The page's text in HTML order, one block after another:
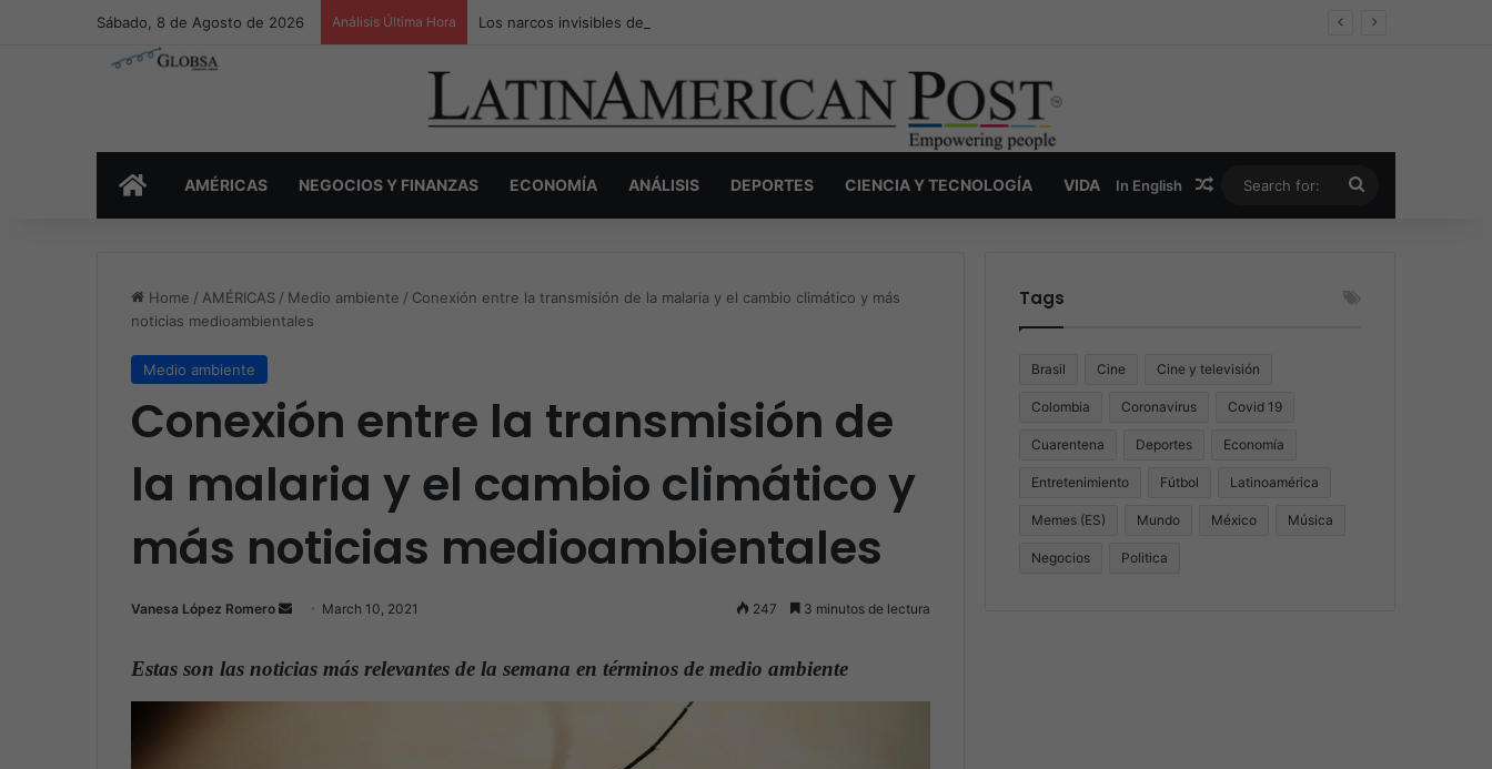
Sábado, 8 de Agosto de 2026 Análisis Última Hora Los narcos invisibles de Colombia: la guerra secreta por la verdad, el poder y la nueva economía de la droga
INICIOAMÉRICAS NEGOCIOS Y FINANZAS ECONOMÍA ANÁLISIS DEPORTES CIENCIA Y TECNOLOGÍA VIDA In English Random Article
for:
Home / AMÉRICAS / Medio ambiente / Conexión entre la transmisión de la malaria y el cambio climático y más
noticias medioambientales
Medio ambiente
Conexión entre la transmisión de
la malaria y el cambio climático y
más noticias medioambientales
Vanesa López Romero
n
March 10, 2021 247 3 minutos de lectura
Estas son las noticias más relevantes de la semana en términos de medio ambiente
Tags
Brasil Cine Cine y televisión
Colombia Coronavirus Covid 19
Cuarentena Deportes Economía
Entretenimiento Fútbol Latinoamérica
Memes (ES) Mundo México Música
Negocios Politica